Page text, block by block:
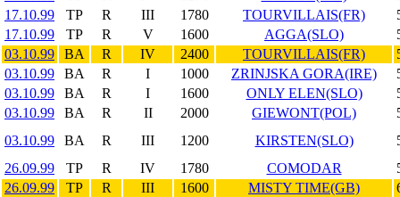
17.10.99
TP R III 1780 TOURVILLAIS(FR)
17.10.99
TP R V 1600 AGGA(SLO)
03.10.99
BA R IV 2400 TOURVILLAIS(FR)
03.10.99
BA R I 1000 ZRINJSKA GORA(IRE)
03.10.99
BA R I 1600 ONLY ELEN(SLO)
03.10.99
BA R II 2000 GIEWONT(POL)
03.10.99
BA R III 1200 KIRSTEN(SLO)
26.09.99
TP R IV 1780 COMODAR
26.09.99
TP R III 1600 MISTY TIME(GB)